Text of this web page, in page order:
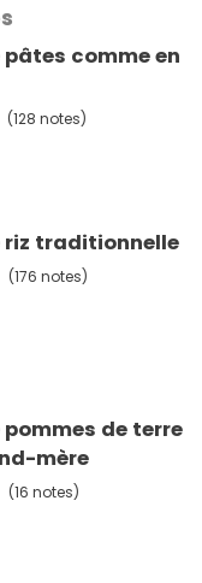
comme en
(128 notes)
riz traditionnelle
(176 notes)
de terre
mère
(16 notes)